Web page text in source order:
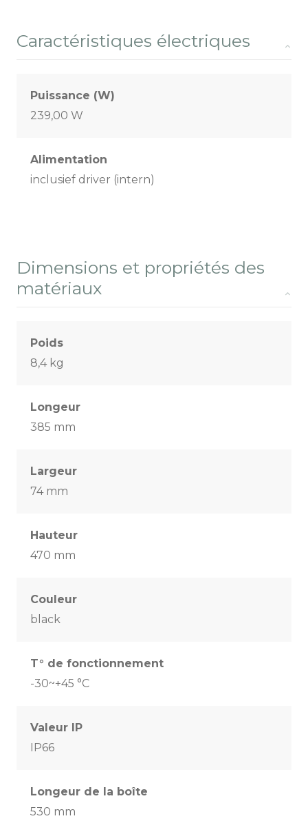
Caractéristiques électriques
Puissance (W)
239,00 W
Alimentation
inclusief driver (intern)
Dimensions et propriétés des
matériaux
Poids
8,4 kg
Longeur
385 mm
Largeur
74 mm
Hauteur
470 mm
Couleur
black
T° de fonctionnement
-30~+45 °C
Valeur IP
IP66
Longeur de la boîte
530 mm